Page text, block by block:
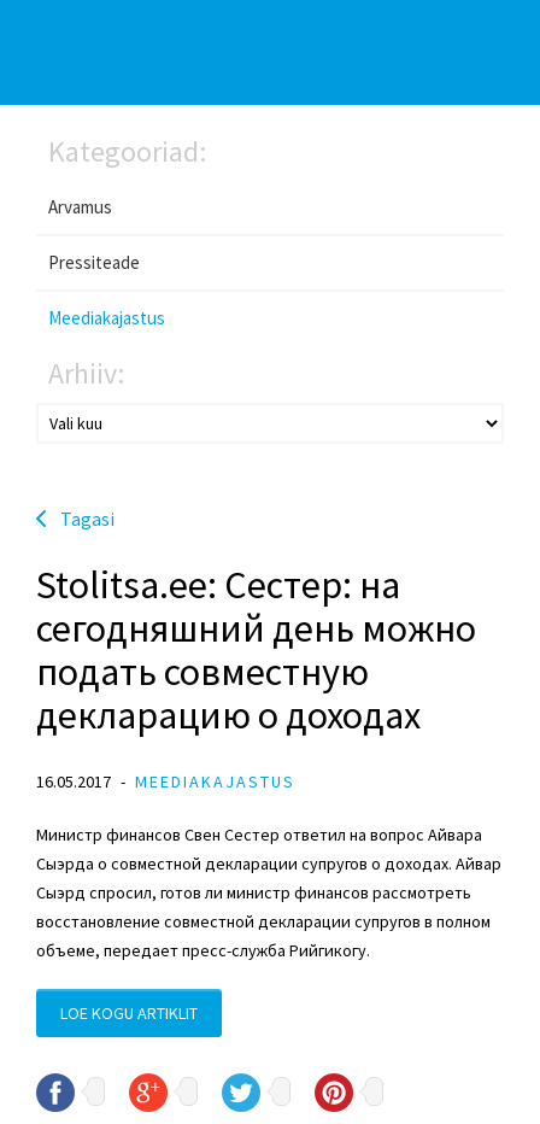
Kategooriad:
Arvamus
Pressiteade
Meediakajastus
Arhiiv:
Tagasi
Stolitsa.ee: Сестер: на
сегодняшний день можно
подать совместную
декларацию о доходах
16.05.2017 MEEDIAKAJASTUS
Министр финансов Свен Сестер ответил на вопрос Айвара
Сыэрда о совместной декларации супругов о доходах. Айвар
Сыэрд спросил, готов ли министр финансов рассмотреть
восстановление совместной декларации супругов в полном
объеме, передает пресс-служба Рийгикогу.
LOE KOGU ARTIKLIT